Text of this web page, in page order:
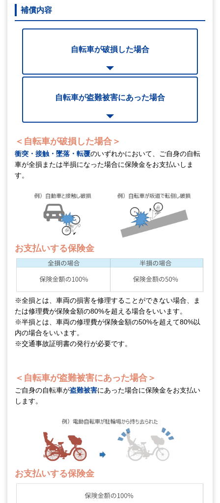
補償内容
自転車が破損した場合
自転車が盗難被害にあった場合
＜自転車が破損した場合＞
衝突・接触・墜落・転覆のいずれかにおいて、
ご自身の自転
車が全損または半損になった場合に保険金をお支払いしま
す。
お支払いする保険金
※全損とは、車両の損害を修理することができない場合、ま
たは修理費が保険金額の80%を超える場合をいいます。
※半損とは、車両の修理費が保険金額の50%を超えて80%以
内の場合をいいます。
※交通事故証明書の発行が必要です。
＜自転車が盗難被害にあった場合＞
ご自身の自転車が盗難被害にあった場合に保険金をお支払い
します。
お支払いする保険金